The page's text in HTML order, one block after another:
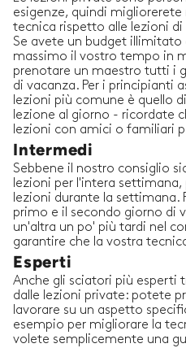
esigenze, quindi
tecnica rispetto alle lezioni di
Se avete un budget illimitato
massimo il vostro tempo in
prenotare un maestro tutti i
di vacanza. Per i principianti
lezioni più comune è quello
lezione al giorno - ricordate
lezioni con amici o familiari
Intermedi
Sebbene il nostro consiglio
lezioni per l'intera
lezioni durante la settimana.
primo e il secondo giorno di
un'altra un po' più tardi nel
garantire che la vostra
Esperti
Anche gli sciatori più esperti
dalle lezioni private: potete
lavorare su un aspetto
esempio per migliorare la
volete semplicemente una